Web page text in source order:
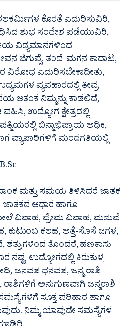
ಕೊರತೆ ಎದುರಿಸುವಿರಿ,
ಶುಭ ಸಂದೇಶ ಪಡೆಯುವಿರಿ,
ವಿದ್ಯಮಾನಗಳಿಂದ
ಜಿಗುಪ್ಸೆ, ತಂದೆ-ಮಗನ ಕಾದಾಟ,
ವಿರೋಧ ಎದುರಿಸಬೇಕಾದೀತು,
ವ್ಯವಹಾರದಲ್ಲಿ ತೀವ್ರ
ಆತಂಕ ನಿಮ್ಮನ್ನು ಕಾಡಲಿದೆ,
ಉದ್ಯೋಗ ಕ್ಷೇತ್ರದಲ್ಲಿ
ಬಿನ್ನಾಭಿಪ್ರಾಯ ಅಧಿಕ,
ವ್ಯಾಪಾರಿಗಳಿಗೆ ಮಂದಗತಿಯಲ್ಲಿ
ಮತ್ತು ಸಮಯ ತಿಳಿಸಿದರೆ ಜಾತಕ
ಜಾತಕದ ಆಧಾರ ಹಾಗೂ
ವಿವಾಹ, ಪ್ರೇಮ ವಿವಾಹ, ಮದುವೆ
ಕುಟುಂಬ ಕಲಹ, ಅತ್ತೆ-ಸೊಸೆ ಜಗಳ,
ಶತ್ರುಗಳಿಂದ ತೊಂದರೆ, ಹಣಕಾಸು
ನಷ್ಟ, ಉದ್ಯೋಗದಲ್ಲಿ ಕಿರುಕುಳ,
ಜನವಶ ಧನವಶ, ಜನ್ಮ ರಾಶಿ
ರಾಶಿಗಳಿಗೆ ಅನುಗುಣವಾಗಿ ಜನ್ಮರಾಶಿ
ಸೂಕ್ತ ಪರಿಹಾರ ಹಾಗೂ
ನಿಮ್ಮ ಯಾವುದೇ ಸಮಸ್ಯೆಗಳ